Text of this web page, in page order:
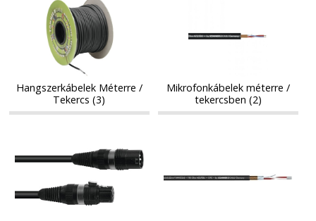
Hangszerkábelek
Méterre
Tekercs
Hangszerkábelek Méterre /
Tekercs (3)
tekercsben
Mikrofonkábelek méterre /
tekercsben (2)
Kábelek
Kábelek
méterre
kábelek